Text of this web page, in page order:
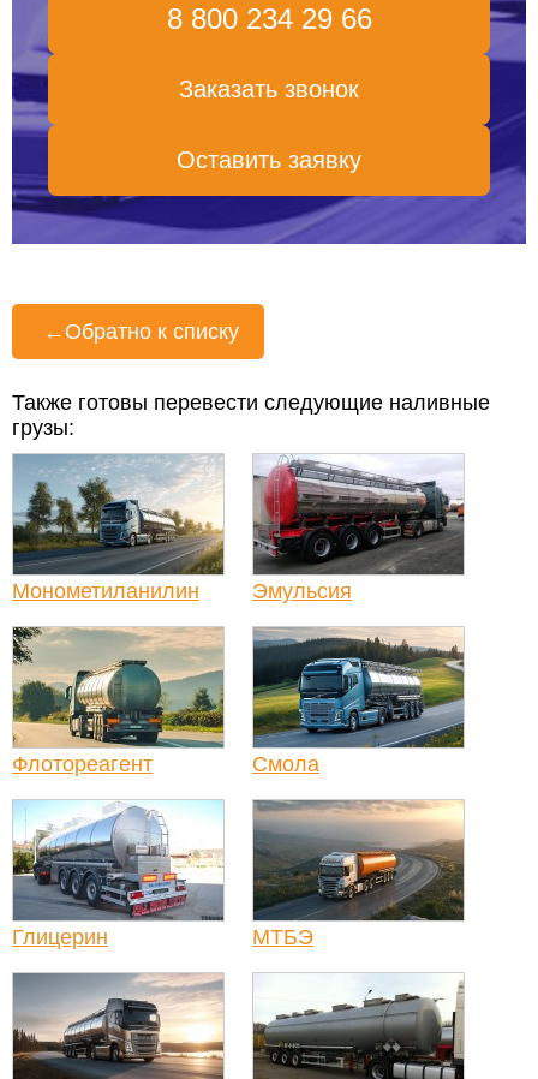
8 800 234 29 66
Заказать звонок
Оставить заявку
← Обратно к списку
Также готовы перевести следующие наливные
грузы:
Монометиланилин Эмульсия
Флотореагент Смола
Глицерин МТБЭ